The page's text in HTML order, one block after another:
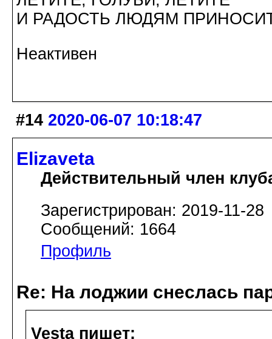
И РАДОСТЬ ЛЮДЯМ
Неактивен
#14 2020-06-07 10:18:47
Elizaveta
Действительный член
Зарегистрирован: 2019-11-28
Сообщений: 1664
Профиль
Re: На лоджии снеслась
Vesta пишет: